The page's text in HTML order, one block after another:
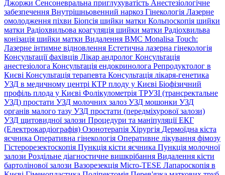
Джоржи Сенсоневральна приглухуватість Анестезіологічне
забезпечення Внутрішньовенний наркоз Гінекологія Лазерне
омолодження піхви Біопсія шийки матки Кольпоскопія шийки
матки Радіохвильова коагуляція шийки матки Радіохвильва
конізація шийки матки Видалення ВМС Monalisa Touch:
Лазерне інтимне відновлення Естетична лазерна гінекологія
Консультації фахівців Лікар андролог Консультація
анестезіолога Консультація ендокринолога Репродуктолог в
Києві Консультація терапевта Консультація лікаря-генетика
УЗД в медичному центрі КТР плоду у Києві Біофізичний
профіль плода у Києві Фолікулометрія ТРУЗІ (трансректальне
УЗД) простати УЗД молочних залоз УЗД мошонки УЗД
органів малого тазу УЗД простати (передміхурової залози)
УЗД щитовидної залози Процедури та маніпуляціїЕКГ
(Електрокардіографія) Озонотерапія Хірургія Дермоїдна кіста
яєчника Оперативна гінекологія Оперативне лікування фімозу
Гістерорезектоскопія Пункція кісти яєчника Пункція молочної
залози Роздільне діагностичне вишкрібання Видалення кісти
бартолінової залози Вазорезекція Micro-TESE Лапароскопія в